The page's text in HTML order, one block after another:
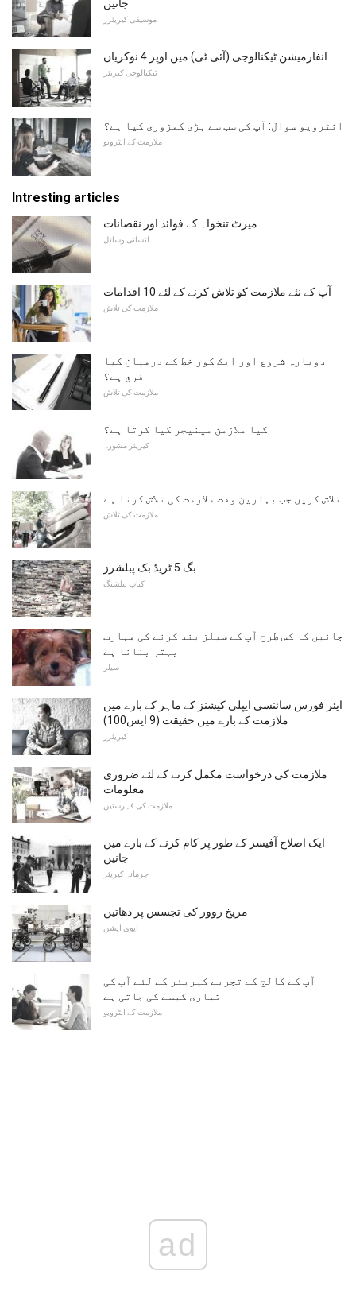
جانیں
موسیقی کیریئرز
انفارمیشن ٹیکنالوجی (آئی ٹی) میں اوپر 4 نوکریاں
ٹیکنالوجی کیریئر
انٹرویو سوال: آپ کی سب سے بڑی کمزوری کیا ہے؟
ملازمت کے انٹرویو
Intresting articles
میرٹ تنخواہ کے فوائد اور نقصانات
انسانی وسائل
آپ کے نئے ملازمت کو تلاش کرنے کے لئے 10 اقدامات
ملازمت کی تلاش
دوبارہ شروع اور ایک کور خط کے درمیان کیا
فرق ہے؟
ملازمت کی تلاش
کیا ملازمن مینیجر کیا کرتا ہے؟
کیریئر مشورہ
تلاش کریں جب بہترین وقت ملازمت کی تلاش کرنا ہے
ملازمت کی تلاش
بگ 5 ٹریڈ بک پبلشرز
کتاب پبلشنگ
جانیں کہ کس طرح آپ کے سیلز بند کرنے کی مہارت
بہتر بنانا ہے
سیلز
ایئر فورس سائنسی ایپلی کیشنز کے ماہر کے بارے میں
ملازمت کے بارے میں حقیقت (9 ایس100)
کیریئرز
ملازمت کی درخواست مکمل کرنے کے لئے ضروری
معلومات
ملازمت کی فہرستیں
ایک اصلاح آفیسر کے طور پر کام کرنے کے بارے میں
جانیں
جرمانہ کیریئر
مریخ روور کی تجسس پر دھاتیں
ایوی ایشن
آپ کے کالج کے تجربے کیریئر کے لئے آپ کی
تیاری کیسے کی جاتی ہے
ملازمت کے انٹرویو
ad